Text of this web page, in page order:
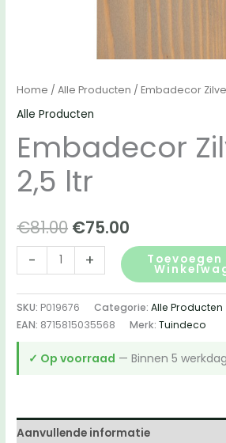
Home /Alle Producten / Embadecor
Alle Producten
Embadecor
2,5 ltr
€81.00 Oorspronkelijke
prijs
€81.00.
€75.00
prijs
is:
€75.00.
-
Embadecor
Zilvergrijs
2,5
ltr
+ Toevoegen
SKU: P019676 Categorie:Alle Producten
EAN: 8715815035568 Merk:Tuindeco
✓ Op voorraad — Binnen 5
Aanvullende informatie